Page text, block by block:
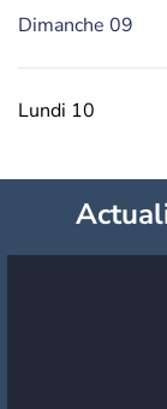
Dimanche 09
Lundi 10